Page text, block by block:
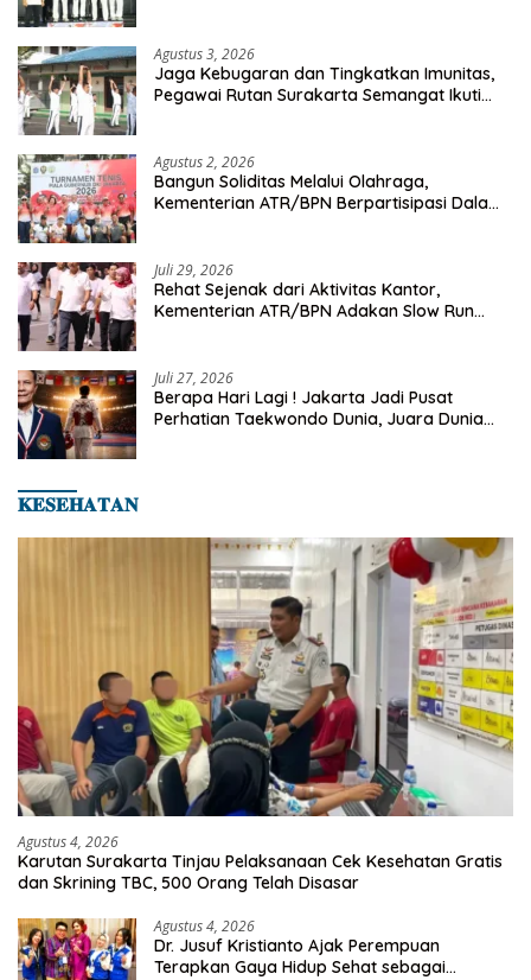
Agustus 3, 2026
Jaga Kebugaran dan Tingkatkan Imunitas,
Pegawai Rutan Surakarta Semangat Ikuti
Agustus 2, 2026
Bangun Soliditas Melalui Olahraga,
Kementerian ATR/BPN Berpartisipasi Dalam
Juli 29, 2026
Rehat Sejenak dari Aktivitas Kantor,
Kementerian ATR/BPN Adakan Slow Run
Juli 27, 2026
Berapa Hari Lagi ! Jakarta Jadi Pusat
Perhatian Taekwondo Dunia, Juara Dunia
𝐊𝐄𝐒𝐄𝐇𝐀𝐓𝐀𝐍
Agustus 4, 2026
Karutan Surakarta Tinjau Pelaksanaan Cek Kesehatan Gratis
dan Skrining TBC, 500 Orang Telah Disasar
Agustus 4, 2026
Dr. Jusuf Kristianto Ajak Perempuan
Terapkan Gaya Hidup Sehat sebagai